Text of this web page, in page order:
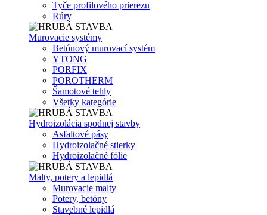
Tyče profilového prierezu
Rúry
Murovacie systémy
Betónový murovací systém
YTONG
PORFIX
POROTHERM
Šamotové tehly
Všetky kategórie
Hydroizolácia spodnej stavby
Asfaltové pásy
Hydroizolačné stierky
Hydroizolačné fólie
Malty, potery a lepidlá
Murovacie malty
Potery, betóny
Stavebné lepidlá